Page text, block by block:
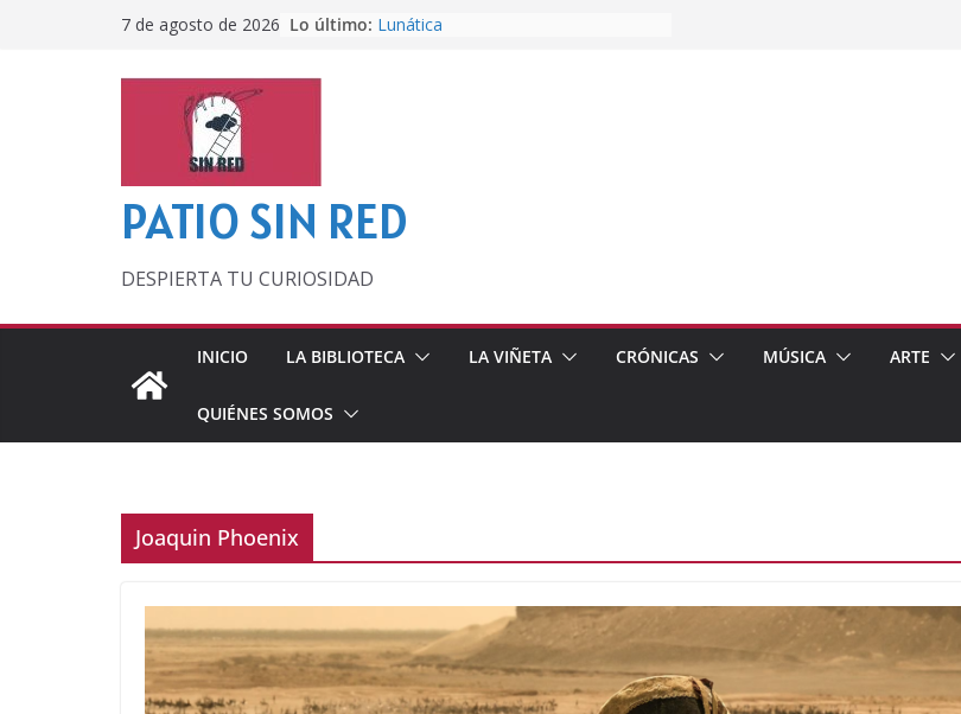
7 de agosto de 2026 Lo último: Lunática
PATIO SIN RED
DESPIERTA TU CURIOSIDAD
INICIO LA BIBLIOTECA LA VIÑETA CRÓNICAS MÚSICA ARTE
QUIÉNES SOMOS
Joaquin Phoenix